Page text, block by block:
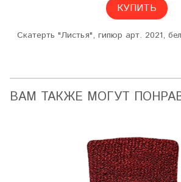
КУПИТЬ
Скатерть "Листья", гипюр арт. 2021,
ВАМ ТАКЖЕ МОГУТ